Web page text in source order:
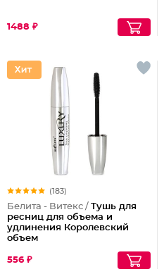
1488 ₽
(183)
Белита - Витекс / Тушь для
ресниц для объема и
удлинения Королевский
объем
556 ₽